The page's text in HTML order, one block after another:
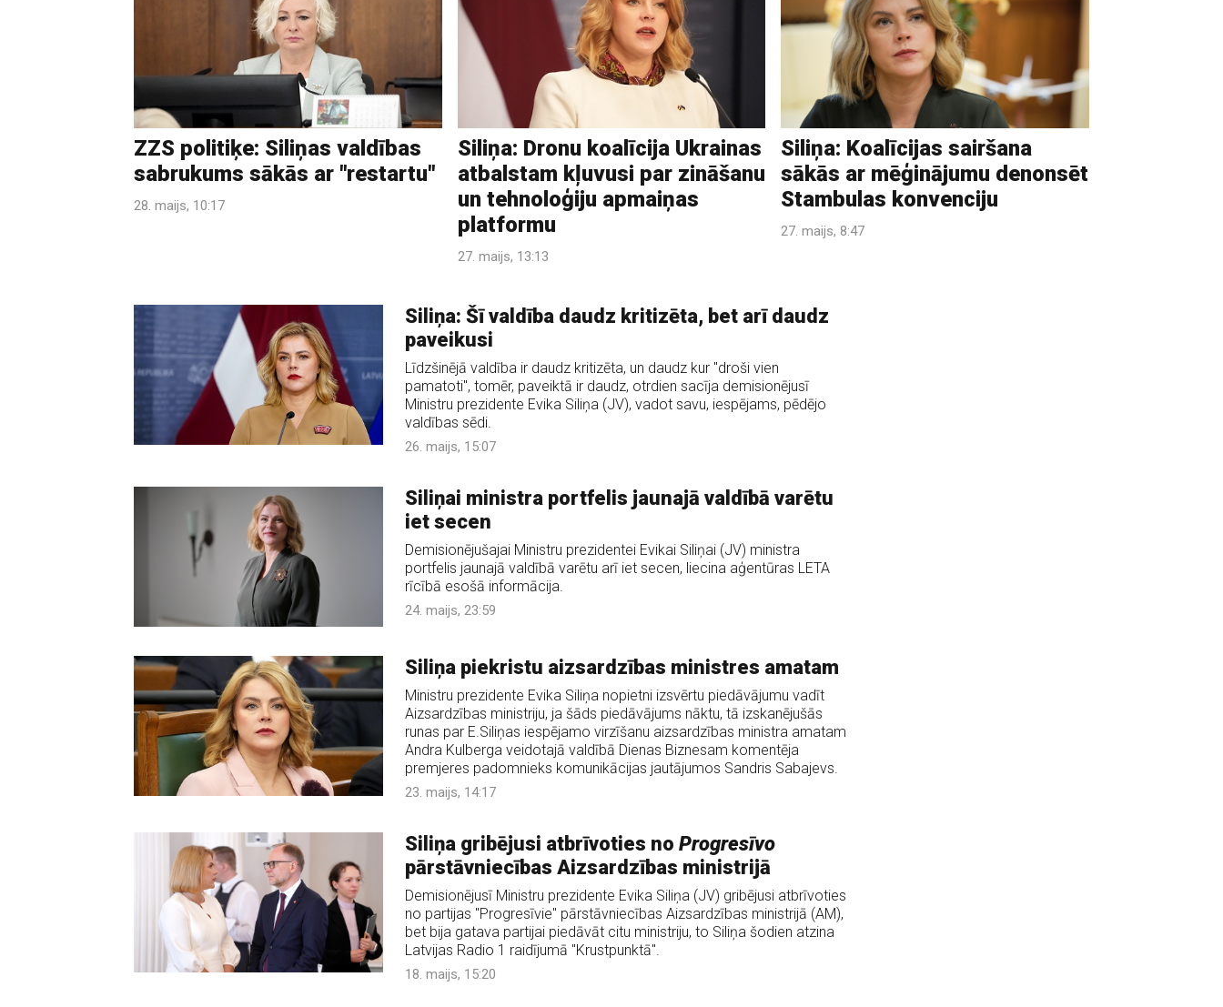
ZZS politiķe: Siliņas valdības
sabrukums sākās ar "restartu"
28. maijs, 10:17
Siliņa: Dronu koalīcija Ukrainas
atbalstam kļuvusi par zināšanu
un tehnoloģiju apmaiņas
platformu
27. maijs, 13:13
Siliņa: Koalīcijas sairšana
sākās ar mēģinājumu denonsēt
Stambulas konvenciju
27. maijs, 8:47
Siliņa: Šī valdība daudz kritizēta, bet arī daudz
paveikusi
Līdzšinējā valdība ir daudz kritizēta, un daudz kur "droši vien
pamatoti", tomēr, paveiktā ir daudz, otrdien sacīja demisionējusī
Ministru prezidente Evika Siliņa (JV), vadot savu, iespējams, pēdējo
valdības sēdi.
26. maijs, 15:07
Siliņai ministra portfelis jaunajā valdībā varētu
iet secen
Demisionējušajai Ministru prezidentei Evikai Siliņai (JV) ministra
portfelis jaunajā valdībā varētu arī iet secen, liecina aģentūras LETA
rīcībā esošā informācija.
24. maijs, 23:59
Siliņa piekristu aizsardzības ministres amatam
Ministru prezidente Evika Siliņa nopietni izsvērtu piedāvājumu vadīt
Aizsardzības ministriju, ja šāds piedāvājums nāktu, tā izskanējušās
runas par E.Siliņas iespējamo virzīšanu aizsardzības ministra amatam
Andra Kulberga veidotajā valdībā Dienas Biznesam komentēja
premjeres padomnieks komunikācijas jautājumos Sandris Sabajevs.
23. maijs, 14:17
Siliņa gribējusi atbrīvoties no Progresīvo
pārstāvniecības Aizsardzības ministrijā
Demisionējusī Ministru prezidente Evika Siliņa (JV) gribējusi atbrīvoties
no partijas "Progresīvie" pārstāvniecības Aizsardzības ministrijā (AM),
bet bija gatava partijai piedāvāt citu ministriju, to Siliņa šodien atzina
Latvijas Radio 1 raidījumā "Krustpunktā".
18. maijs, 15:20